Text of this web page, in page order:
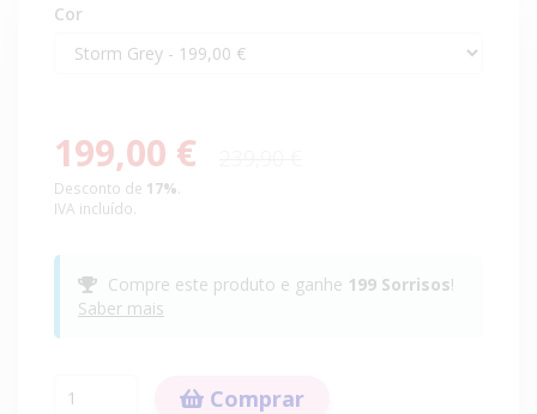
Cor
199,00 €
Desconto de 17%
IVA incluído.
Compre este produto e ganhe 199 Sorrisos!
Saber mais
Comprar